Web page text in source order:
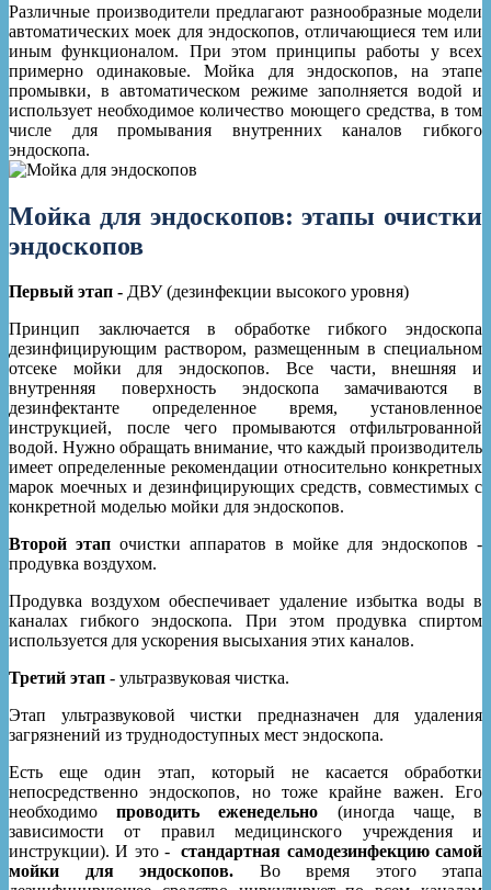
Различные производители предлагают разнообразные модели
автоматических моек для эндоскопов, отличающиеся тем или
иным функционалом. При этом принципы работы у всех
примерно одинаковые. Мойка для эндоскопов, на этапе
промывки, в автоматическом режиме заполняется водой и
использует необходимое количество моющего средства, в том
числе для промывания внутренних каналов гибкого
эндоскопа.
Мойка для эндоскопов: этапы очистки
эндоскопов
Первый этап - ДВУ (дезинфекции высокого уровня)
Принцип заключается в обработке гибкого эндоскопа
дезинфицирующим раствором, размещенным в специальном
отсеке мойки для эндоскопов. Все части, внешняя и
внутренняя поверхность эндоскопа замачиваются в
дезинфектанте определенное время, установленное
инструкцией, после чего промываются отфильтрованной
водой. Нужно обращать внимание, что каждый производитель
имеет определенные рекомендации относительно конкретных
марок моечных и дезинфицирующих средств, совместимых с
конкретной моделью мойки для эндоскопов.
Второй этап очистки аппаратов в мойке для эндоскопов -
продувка воздухом.
Продувка воздухом обеспечивает удаление избытка воды в
каналах гибкого эндоскопа. При этом продувка спиртом
используется для ускорения высыхания этих каналов.
Третий этап - ультразвуковая чистка.
Этап ультразвуковой чистки предназначен для удаления
загрязнений из труднодоступных мест эндоскопа.
Есть еще один этап, который не касается обработки
непосредственно эндоскопов, но тоже крайне важен. Его
необходимопроводить еженедельно (иногда чаще, в
зависимости от правил медицинского учреждения и
инструкции). И это - стандартная самодезинфекцию самой
мойки для эндоскопов. Во время этого этапа